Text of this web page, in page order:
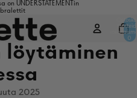
on UNDERSTATEMENTin
bralettit
0
löytäminen
2025